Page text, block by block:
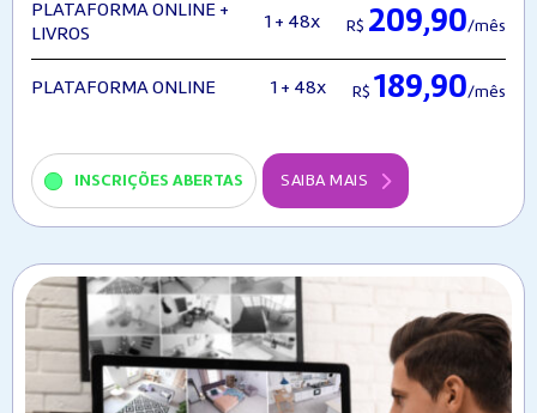
PLATAFORMA ONLINE +
LIVROS
1 + 48x R$ 209,90/mês
PLATAFORMA ONLINE 1 + 48x R$ 189,90/mês
INSCRIÇÕES ABERTAS SAIBA MAIS